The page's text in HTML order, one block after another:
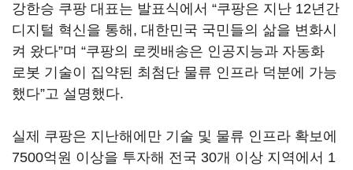
강한승 쿠팡 대표는 발표식에서 “쿠팡은 지난 12년간
디지털 혁신을 통해, 대한민국 국민들의 삶을 변화시
켜 왔다”며 “쿠팡의 로켓배송은 인공지능과 자동화
로봇 기술이 집약된 최첨단 물류 인프라 덕분에 가능
했다”고 설명했다.
실제 쿠팡은 지난해에만 기술 및 물류 인프라 확보에
7500억원 이상을 투자해 전국 30개 이상 지역에서 1